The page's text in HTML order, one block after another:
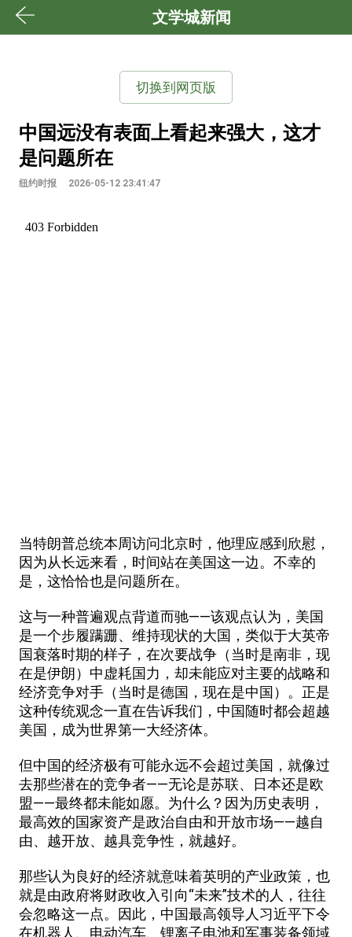
文学城新闻
切换到网页版
中国远没有表面上看起来强大，这才
是问题所在
纽约时报 2026-05-12 23:41:47
当特朗普总统本周访问北京时，他理应感到欣慰，
因为从长远来看，时间站在美国这一边。不幸的
是，这恰恰也是问题所在。
这与一种普遍观点背道而驰——该观点认为，美国
是一个步履蹒跚、维持现状的大国，类似于大英帝
国衰落时期的样子，在次要战争（当时是南非，现
在是伊朗）中虚耗国力，却未能应对主要的战略和
经济竞争对手（当时是德国，现在是中国）。正是
这种传统观念一直在告诉我们，中国随时都会超越
美国，成为世界第一大经济体。
但中国的经济极有可能永远不会超过美国，就像过
去那些潜在的竞争者——无论是苏联、日本还是欧
盟——最终都未能如愿。为什么？因为历史表明，
最高效的国家资产是政治自由和开放市场——越自
由、越开放、越具竞争性，就越好。
那些认为良好的经济就意味着英明的产业政策，也
就是由政府将财政收入引向“未来”技术的人，往往
会忽略这一点。因此，中国最高领导人习近平下令
在机器人、电动汽车、锂离子电池和军事装备领域